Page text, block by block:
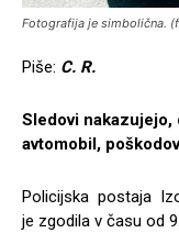
Fotografija je simbolična.
Piše: C. R.
Sledovi
avtomobil,
Policijska postaja
je zgodila v času od